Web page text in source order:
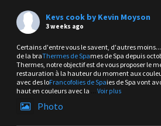
Kevs cook by Kevin Moyson
3 weeks ago
Certains d'entre vous le savent, d'autres
de la braThermes de Spames de Spa depuis
Thermes, notre objectif est de vous proposer le
restauration à la hauteur du moment aux
avec des loFrancofolies de Spaies de Spa vont
haut en couleurs avec la
Voir plus
Photo